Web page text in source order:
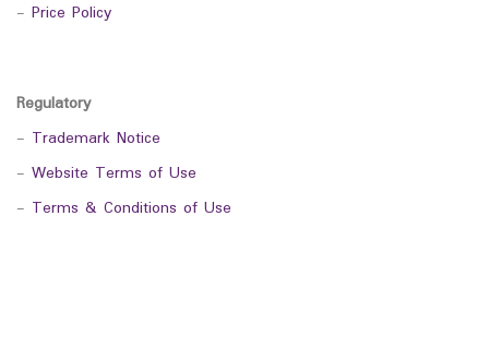
- Price Policy
Regulatory
- Trademark Notice
- Website Terms of Use
- Terms & Conditions of Use